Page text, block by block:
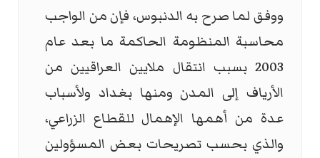
ووفق لما صرح به الدنبوس، فإن من الواجب
محاسبة المنظومة الحاكمة ما بعد عام
2003 بسبب انتقال ملايين العراقيين من
الأرياف إلى المدن ومنها بغداد ولأسباب
عدة من أهمها الإهمال للقطاع الزراعي،
والذي بحسب تصريحات بعض المسؤولين